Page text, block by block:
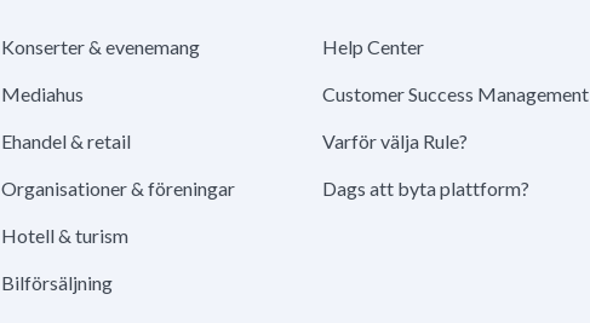
Konserter & evenemang
Mediahus
Ehandel & retail
Organisationer & föreningar
Hotell & turism
Bilförsäljning
Help Center
Customer Success Management
Varför välja Rule?
Dags att byta plattform?